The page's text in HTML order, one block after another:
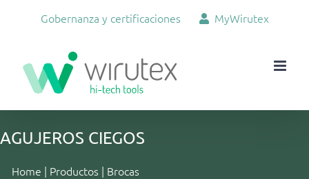
Gobernanza y certificaciones MyWirutex
AGUJEROS CIEGOS
Home | Productos | Brocas